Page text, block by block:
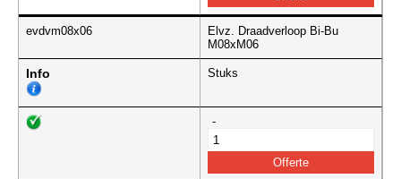
evdvm08x06
Elvz. Draadverloop Bi-Bu
M08xM06
Info Stuks
-